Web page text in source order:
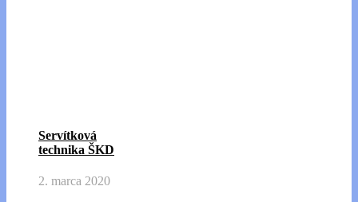
Servítková
technika ŠKD
2. marca 2020